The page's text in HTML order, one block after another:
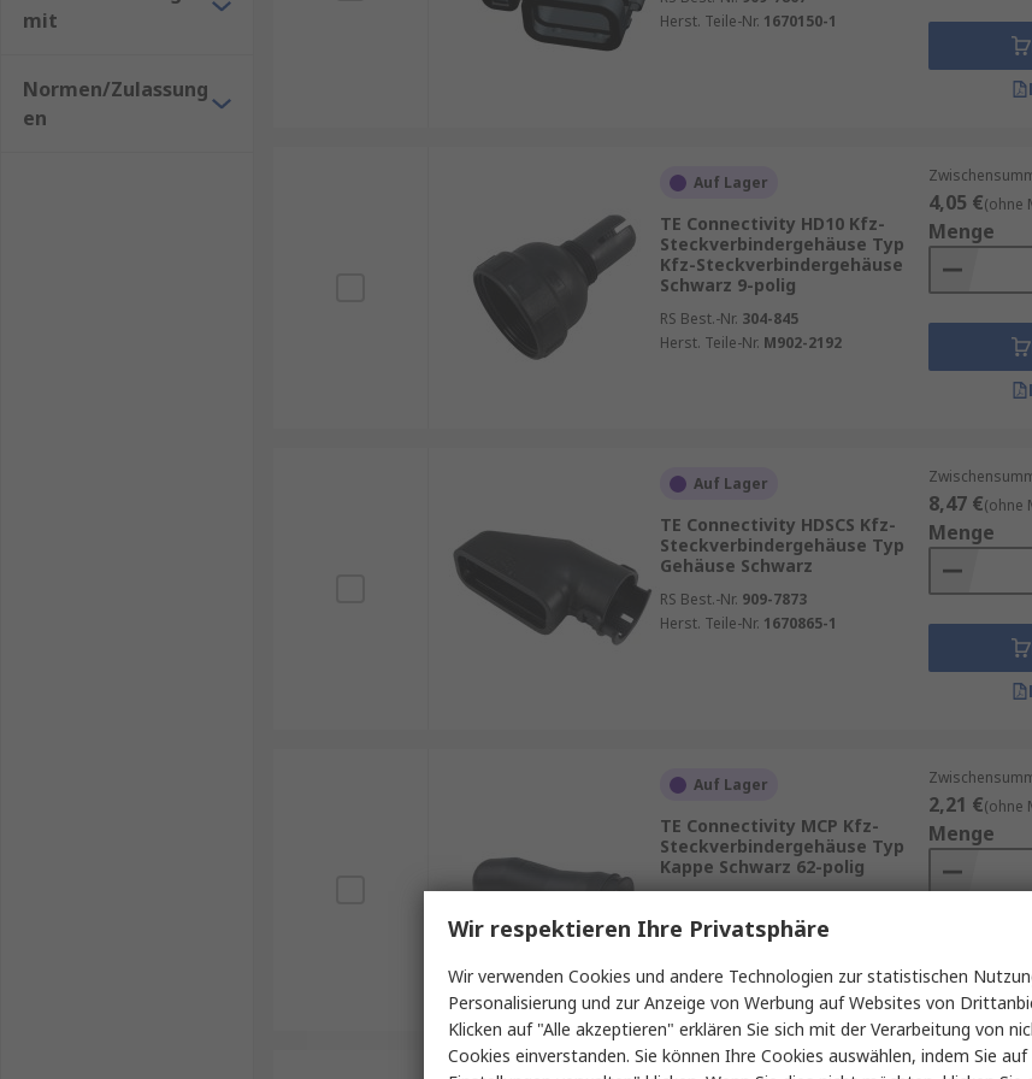
mit
Normen/Zulassung
en
Herst. Teile-Nr. 1670150-1
Auf Lager
TE Connectivity HD10 Kfz-
Steckverbindergehäuse Typ
Kfz-Steckverbindergehäuse
Schwarz 9-polig
RS Best.-Nr. 304-845
Herst. Teile-Nr. M902-2192
4,05 €(ohne
Menge
Auf Lager
TE Connectivity HDSCS Kfz-
Steckverbindergehäuse Typ
Gehäuse Schwarz
RS Best.-Nr. 909-7873
Herst. Teile-Nr. 1670865-1
8,47 €(ohne
Menge
Auf Lager
TE Connectivity MCP Kfz-
Steckverbindergehäuse Typ
Kappe Schwarz 62-polig
Herst. Teile-Nr.1418882-1
2,21 €(ohne
Menge
Wir respektieren Ihre Privatsphäre
Wir verwenden Cookies und andere Technologien zur statistischen
Personalisierung und zur Anzeige von Werbung auf Websites von
Klicken auf "Alle akzeptieren" erklären Sie sich mit der Verarbeitung von
Cookies einverstanden. Sie können Ihre Cookies auswählen, indem Sie